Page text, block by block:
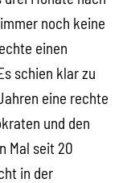
noch keine
einen
schien klar zu
eine rechte
und den
Mal seit 20
in der